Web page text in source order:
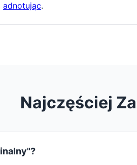
adnotując.
Najczęściej